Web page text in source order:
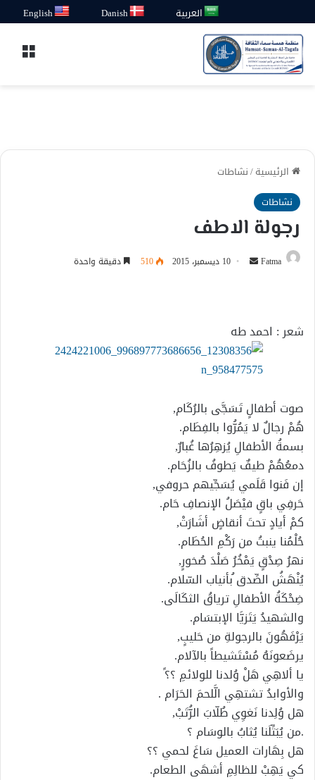
العربية Danish
English
الرئيسية/نشاطات
نشاطات
رجولة الاطف
Fatma
أرسل 10 ديسمبر، 2015 510 دقيقة واحدة
شعر : احمد طه
صوت أطفالٍ تَسَجَّى بالرُكَام,
هُمْ رجالٌ لا يَمُرُّوا بالفِطَام.
بسمةُ الأطفالِ يُزهِرُها غُبارٌ,
دمعُهُمْ طيفٌ يَطوفُ بالزُحَام.
إن فَنوا قَلَمي يُسَجِّيهم حروفي,
حَرفِي باقٍ فيْصَلُ الإنصافِ حَام.
كمْ أيادٍ تحتَ أنقاضٍ أشَارَتْ,
حُلْمُنا ينبتُ من رَكْمِ الحُطَام.
نهرُ صِدْقٍ يَمْخُرُ صَلْدَ صُخورٍ,
يُنْهَشُ الصِّدق ُبأنياب السّلام.
ضِحْكَةُ الأطفالِ ترياقُ الثكَالَى.
والشهيدُ يَتَزيَّا الإبتسَام.
يَرْفَهُونَ بالرجولةِ من حَليبٍ,
يرضَعونَهُ مُسْتَشيطاً بالآلام.
يا ألاهِي هَلْ وُلدنا للولائمِ ؟؟ً
والأوابدُ تشتهِي الَّلحمَ الحَرَام .
هل وُلِدنا نَغوِي طُلّابَ الرُّتَبْ,
.من يُبَتِّلَنا يُثابُ بالوسَام ؟
هل بِهَارات العميل سَاغَ لحمي ؟؟
كي يَهِبْ للظالِمِ أشهَى الطعام.